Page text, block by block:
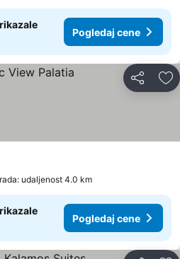
Pogledaj cene
Deli
udaljenost 4.0 km
Pogledaj cene